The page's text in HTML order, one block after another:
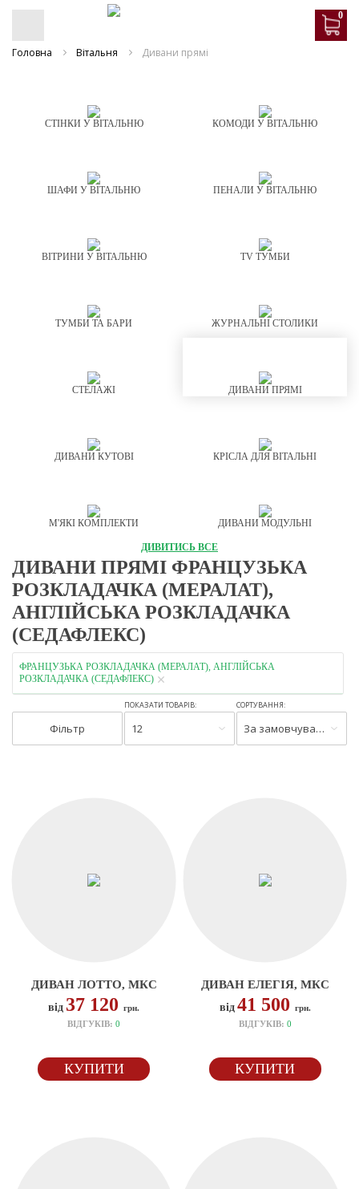
0
Головна Вітальня Дивани прямі
СТІНКИ У ВІТАЛЬНЮ КОМОДИ У ВІТАЛЬНЮ
ШАФИ У ВІТАЛЬНЮ ПЕНАЛИ У ВІТАЛЬНЮ
ВІТРИНИ У ВІТАЛЬНЮ TV ТУМБИ
ТУМБИ ТА БАРИ ЖУРНАЛЬНІ СТОЛИКИ
СТЕЛАЖІ ДИВАНИ ПРЯМІ
ДИВАНИ КУТОВІ КРІСЛА ДЛЯ ВІТАЛЬНІ
М'ЯКІ КОМПЛЕКТИ ДИВАНИ МОДУЛЬНІ
ДИВИТИСЬ ВСЕ
ДИВАНИ ПРЯМІ ФРАНЦУЗЬКА
РОЗКЛАДАЧКА (МЕРАЛАТ),
АНГЛІЙСЬКА РОЗКЛАДАЧКА
(СЕДАФЛЕКС)
ФРАНЦУЗЬКА РОЗКЛАДАЧКА (МЕРАЛАТ), АНГЛІЙСЬКА
РОЗКЛАДАЧКА (СЕДАФЛЕКС)
Фільтр
ПОКАЗАТИ ТОВАРІВ:
12
СОРТУВАННЯ:
За замовчуванням
ДИВАН ЛОТТО, МКС
від 37 120грн.
ВІДГУКІВ:0
КУПИТИ
ДИВАН ЕЛЕГІЯ, МКС
від 41 500 грн.
ВІДГУКІВ: 0
КУПИТИ